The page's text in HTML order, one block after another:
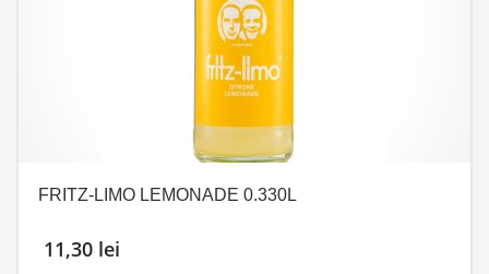
FRITZ-LIMO LEMONADE 0.330L
11,30 lei